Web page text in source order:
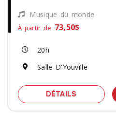
Musique du monde
À partir de 73,50$
20h
Salle D'Youville
DÉTAILS